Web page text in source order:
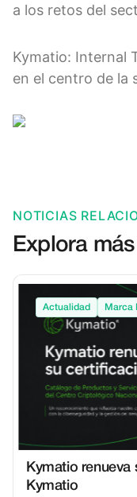
a los retos del
Kymatio: Internal
en el centro de la
NOTICIAS
Explora
Actualidad Marca
Kymatio renueva
Kymatio